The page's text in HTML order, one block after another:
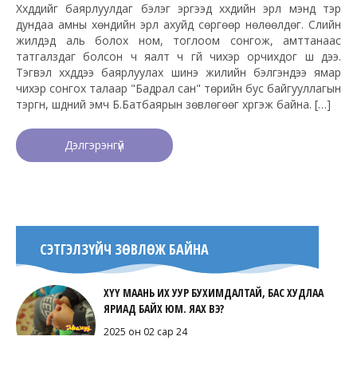
Хүүхдүүдийг баярлуулдаг бэлэг эргээд хүүхдийн эрүүл мэнд тэр
дундаа амны хөндийн эрүүл ахуйд сөргөөр нөлөөлдөг. Сүүлийн
жилүүдэд аль болох ном, тоглоом сонгож, амттанаас
татгалздаг болсон ч яалт ч үгүй чихэр орчихдог шүү дээ.
Тэгвэл хүүхдүүдээ баярлуулах шинэ жилийн бэлгэндээ ямар
чихэр сонгох талаар "Бадрал сан" төрийн бус байгууллагын
тэргүүн, шүдний эмч Б.Батбаярын зөвлөгөөг хүргэж байна. […]
Дэлгэрэнгүй
СЭТГЭЛЗҮЙЧ ЗӨВЛӨЖ БАЙНА
ХҮҮ МААНЬ ИХ УУР БУХИМДАЛТАЙ, БАС ХУДЛАА
ЯРИАД БАЙХ ЮМ. ЯАХ ВЭ?
2025 он 02 сар 24